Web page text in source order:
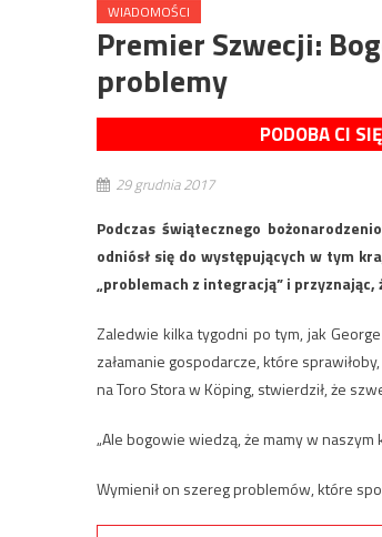
WIADOMOŚCI
Premier Szwecji:
problemy
PODOBA CI
29 grudnia 2017
Podczas świątecznego
odniósł się do występujących w tym
„problemach z integracją” i
Zaledwie kilka tygodni po tym, jak
załamanie gospodarcze, które
na Toro Stora w Köping, stwierdził, że
„Ale bogowie wiedzą, że mamy w
Wymienił on szereg problemów, które